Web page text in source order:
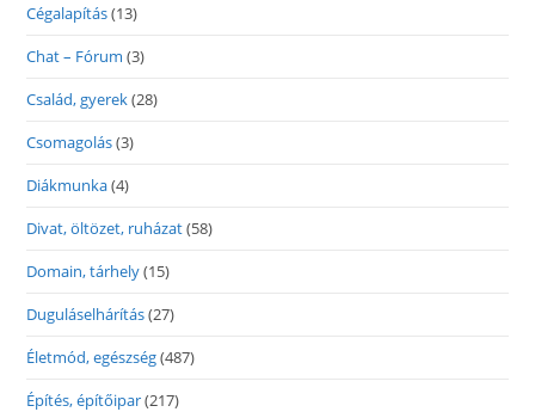
Cégalapítás(13)
Chat – Fórum (3)
Család, gyerek(28)
Csomagolás(3)
Diákmunka(4)
Divat, öltözet, ruházat(58)
Domain, tárhely(15)
Duguláselhárítás(27)
Életmód, egészség(487)
Építés, építőipar(217)